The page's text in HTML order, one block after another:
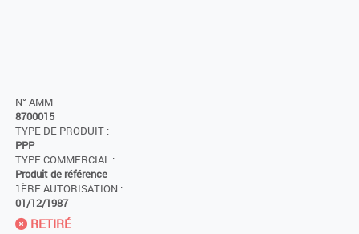
N° AMM
8700015
TYPE DE PRODUIT :
PPP
TYPE COMMERCIAL :
Produit de référence
1ÈRE AUTORISATION :
01/12/1987
RETIRÉ